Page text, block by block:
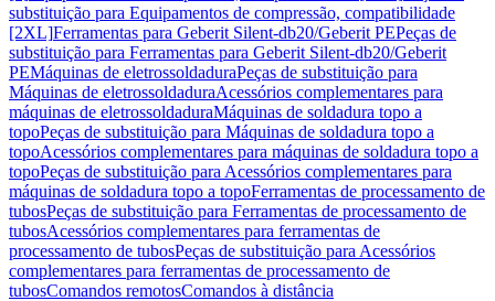
substituição para Equipamentos de compressão, compatibilidade
[2XL]Ferramentas para Geberit Silent-db20/Geberit PEPeças de
substituição para Ferramentas para Geberit Silent-db20/Geberit
PEMáquinas de eletrossoldaduraPeças de substituição para
Máquinas de eletrossoldaduraAcessórios complementares para
máquinas de eletrossoldaduraMáquinas de soldadura topo a
topoPeças de substituição para Máquinas de soldadura topo a
topoAcessórios complementares para máquinas de soldadura topo a
topoPeças de substituição para Acessórios complementares para
máquinas de soldadura topo a topoFerramentas de processamento de
tubosPeças de substituição para Ferramentas de processamento de
tubosAcessórios complementares para ferramentas de
processamento de tubosPeças de substituição para Acessórios
complementares para ferramentas de processamento de
tubosComandos remotosComandos à distância